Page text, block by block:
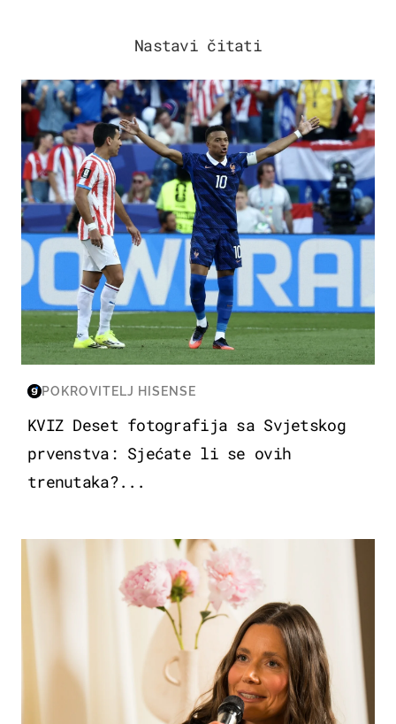
Nastavi čitati
SVJETSKO PRVENSTVO 2026
POKROVITELJ HISENSE
KVIZ Deset fotografija sa Svjetskog
prvenstva: Sjećate li se ovih
trenutaka?...
MODA & LJEPOTA